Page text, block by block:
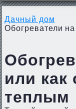
Дачный дом
Обогреватели
или как
теплым